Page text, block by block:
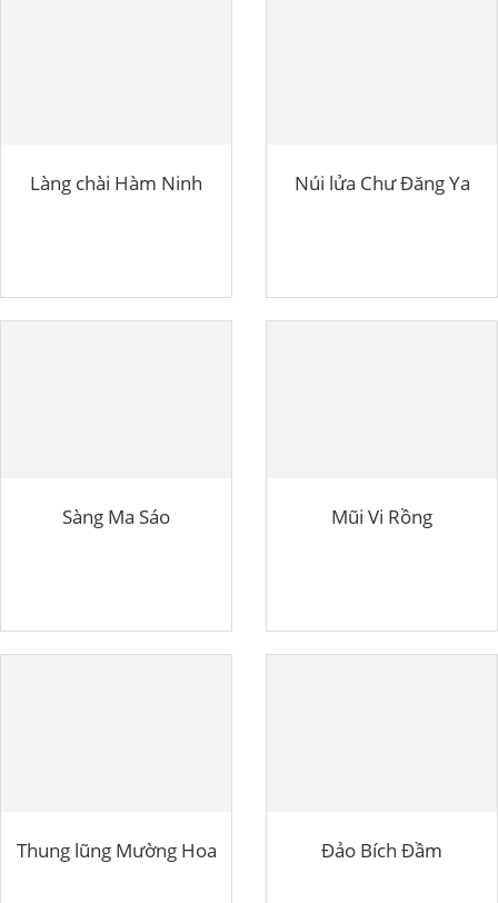
Làng chài Hàm Ninh Núi lửa Chư Đăng Ya
Sàng Ma Sáo Mũi Vi Rồng
Thung lũng Mường Hoa Đảo Bích Đầm